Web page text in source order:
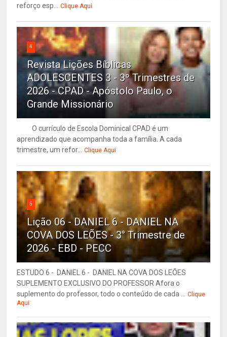
reforço esp... Clique Aqui
4
Revista Lições Bíblicas
ADOLESCENTES 3 - 3º Trimestres de
2026 - CPAD - Apóstolo Paulo, o
Grande Missionário
O currículo de Escola Dominical CPAD é um
aprendizado que acompanha toda a família. A cada
trimestre, um refor... Clique Aqui
5
Lição 06 - DANIEL 6 - DANIEL NA
COVA DOS LEÕES - 3° Trimestre de
2026 - EBD - PECC
ESTUDO 6 - DANIEL 6 - DANIEL NA COVA DOS LEÕES
SUPLEMENTO EXCLUSIVO DO PROFESSOR Afora o
suplemento do professor, todo o conteúdo de cada ... Clique
Aqui